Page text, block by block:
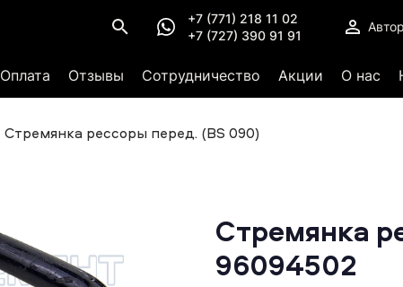
+7 (771) 218 11 02
+7 (727) 390 91 91
Оплата Отзывы Сотрудничество Акции О нас
Стремянка рессоры перед. (BS 090)
Стремянка
96094502